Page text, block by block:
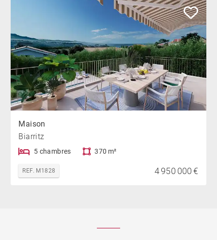
Maison
Biarritz
5 chambres 370 m²
REF. M1828 4 950 000 €